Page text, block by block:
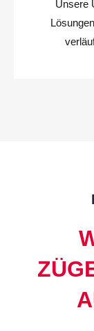
Unsere